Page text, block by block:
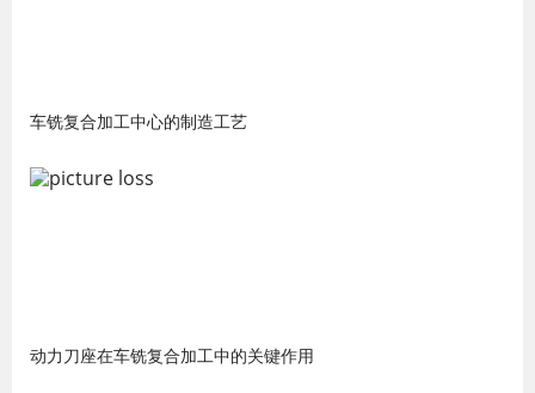
车铣复合加工中心的制造工艺
动力刀座在车铣复合加工中的关键作用